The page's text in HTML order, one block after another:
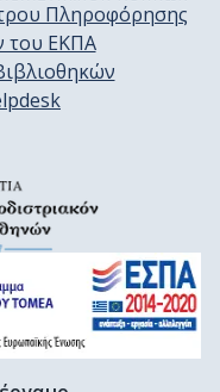
Πληροφόρησης
του ΕΚΠΑ